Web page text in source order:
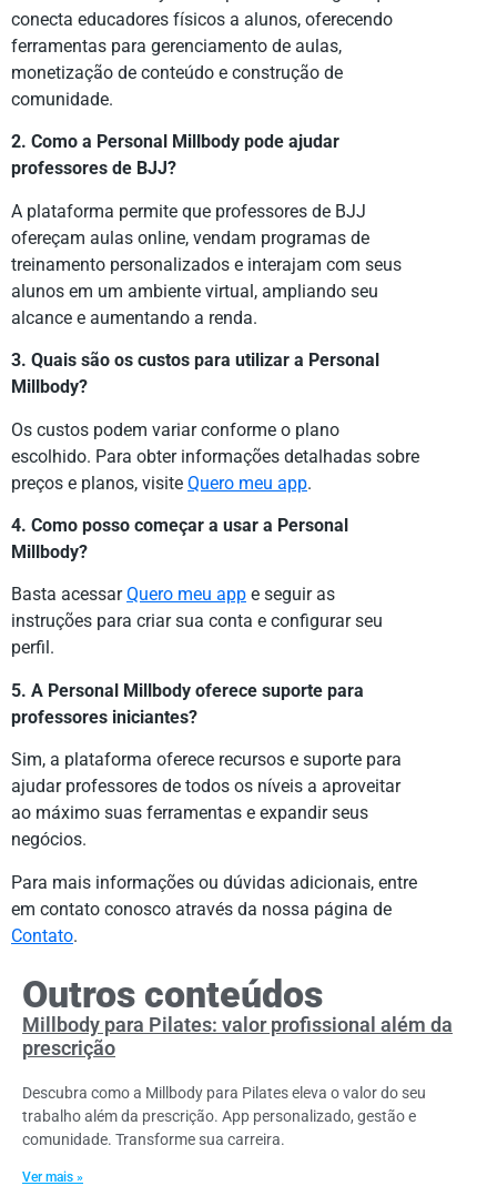
conecta educadores físicos a alunos, oferecendo
ferramentas para gerenciamento de aulas,
monetização de conteúdo e construção de
comunidade.
2. Como a Personal Millbody pode ajudar
professores de BJJ?
A plataforma permite que professores de BJJ
ofereçam aulas online, vendam programas de
treinamento personalizados e interajam com seus
alunos em um ambiente virtual, ampliando seu
alcance e aumentando a renda.
3. Quais são os custos para utilizar a Personal
Millbody?
Os custos podem variar conforme o plano
escolhido. Para obter informações detalhadas sobre
preços e planos, visite Quero meu app.
4. Como posso começar a usar a Personal
Millbody?
Basta acessarQuero meu app e seguir as
instruções para criar sua conta e configurar seu
perfil.
5. A Personal Millbody oferece suporte para
professores iniciantes?
Sim, a plataforma oferece recursos e suporte para
ajudar professores de todos os níveis a aproveitar
ao máximo suas ferramentas e expandir seus
negócios.
Para mais informações ou dúvidas adicionais, entre
em contato conosco através da nossa página de
Contato.
Outros conteúdos
Millbody para Pilates: valor profissional além da
prescrição
Descubra como a Millbody para Pilates eleva o valor do seu
trabalho além da prescrição. App personalizado, gestão e
comunidade. Transforme sua carreira.
Ver mais »